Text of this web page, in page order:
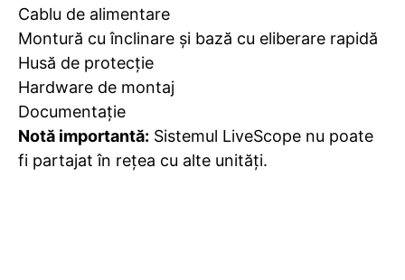
Cablu de alimentare
Montură cu înclinare și bază cu eliberare rapidă
Husă de protecție
Hardware de montaj
Documentație
Notă importantă: Sistemul LiveScope nu poate
fi partajat în rețea cu alte unități.